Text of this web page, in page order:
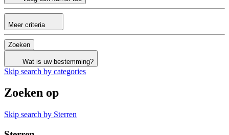
Meer criteria
Zoeken
Wat is uw bestemming?
Skip search by categories
Zoeken op
Skip search by Sterren